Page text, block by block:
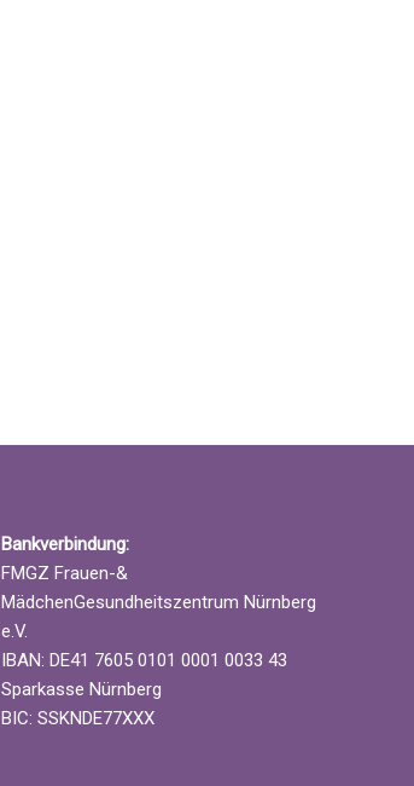
Bankverbindung:
FMGZ Frauen-&
MädchenGesundheitszentrum Nürnberg
e.V.
IBAN: DE41 7605 0101 0001 0033 43
Sparkasse Nürnberg
BIC: SSKNDE77XXX